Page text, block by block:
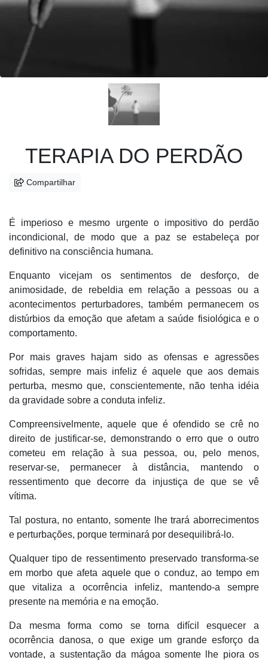
TERAPIA DO PERDÃO
Compartilhar
É imperioso e mesmo urgente o impositivo do perdão
incondicional, de modo que a paz se estabeleça por
definitivo na consciência humana.
Enquanto vicejam os sentimentos de desforço, de
animosidade, de rebeldia em relação a pessoas ou a
acontecimentos perturbadores, também permanecem os
distúrbios da emoção que afetam a saúde fisiológica e o
comportamento.
Por mais graves hajam sido as ofensas e agressões
sofridas, sempre mais infeliz é aquele que aos demais
perturba, mesmo que, conscientemente, não tenha idéia
da gravidade sobre a conduta infeliz.
Compreensivelmente, aquele que é ofendido se crê no
direito de justificar-se, demonstrando o erro que o outro
cometeu em relação à sua pessoa, ou, pelo menos,
reservar-se, permanecer à distância, mantendo o
ressentimento que decorre da injustiça de que se vê
vítima.
Tal postura, no entanto, somente lhe trará aborrecimentos
e perturbações, porque terminará por desequilibrá-lo.
Qualquer tipo de ressentimento preservado transforma-se
em morbo que afeta aquele que o conduz, ao tempo em
que vitaliza a ocorrência infeliz, mantendo-a sempre
presente na memória e na emoção.
Da mesma forma como se torna difícil esquecer a
ocorrência danosa, o que exige um grande esforço da
vontade, a sustentação da mágoa somente lhe piora os